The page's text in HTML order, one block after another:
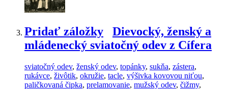
Pridať záložky
Dievocký, ženský a
mládenecký sviatočný odev z Cífera
sviatočný odev, ženský odev, topánky, sukňa, zástera,
rukávce, živôtik, okružie, tacle, výšivka kovovou niťou,
paličkovaná čipka, prelamovanie, mužský odev, čižmy,